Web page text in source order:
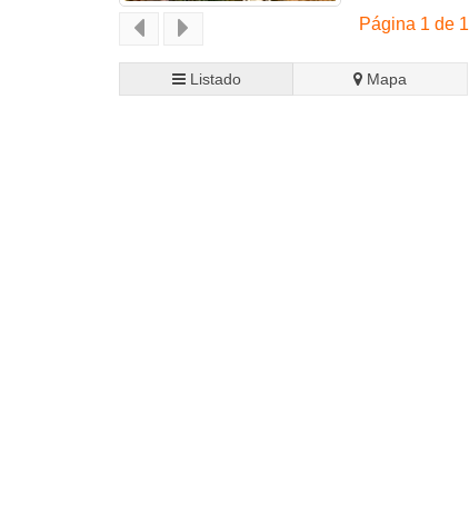
Página 1 de 1
Listado Mapa